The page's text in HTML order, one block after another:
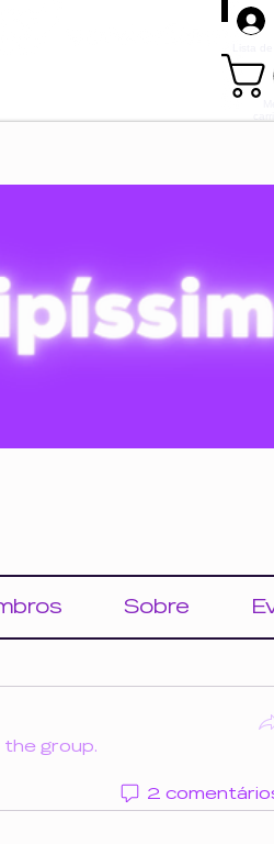
Sobre
the group.
2